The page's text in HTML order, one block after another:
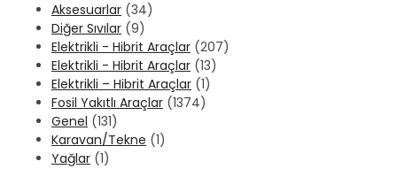
Aksesuarlar (34)
Diğer Sıvılar (9)
Elektrikli - Hibrit Araçlar (207)
Elektrikli - Hibrit Araçlar (13)
Elektrikli – Hibrit Araçlar (1)
Fosil Yakıtlı Araçlar (1374)
Genel (131)
Karavan/Tekne (1)
Yağlar (1)